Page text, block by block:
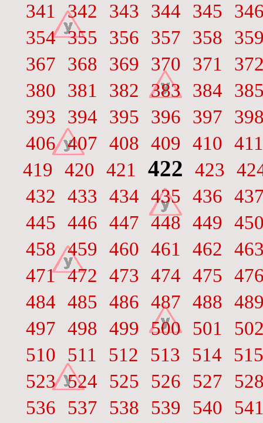
341
342 343 344 345
354 355 356 357 358
367
368 369 370 371
380
381 382 383 384
393
394 395 396 397
406 407 408 409 410 411
419 420 421 422 423
432
433 434 435 436
445 446 447 448 449
458 459 460 461 462
471 472 473 474 475
484 485 486 487 488
497 498 499 500 501
510
511 512 513 514
515
523 524 525 526 527
536
537 538 539 540